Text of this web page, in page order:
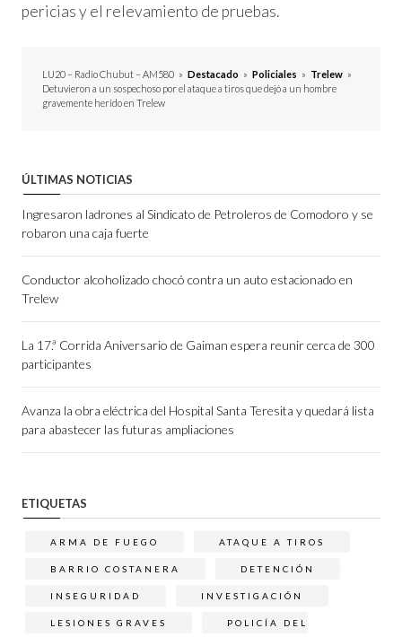
pericias y el relevamiento de pruebas.
LU20 – Radio Chubut – AM580 » Destacado » Policiales » Trelew »
Detuvieron a un sospechoso por el ataque a tiros que dejó a un hombre
gravemente herido en Trelew
ÚLTIMAS NOTICIAS
Ingresaron ladrones al Sindicato de Petroleros de Comodoro y se
robaron una caja fuerte
Conductor alcoholizado chocó contra un auto estacionado en
Trelew
La 17.ª Corrida Aniversario de Gaiman espera reunir cerca de 300
participantes
Avanza la obra eléctrica del Hospital Santa Teresita y quedará lista
para abastecer las futuras ampliaciones
ETIQUETAS
ARMA DE FUEGO ATAQUE A TIROS
BARRIO COSTANERA DETENCIÓN
INSEGURIDAD INVESTIGACIÓN
LESIONES GRAVES POLICÍA DEL